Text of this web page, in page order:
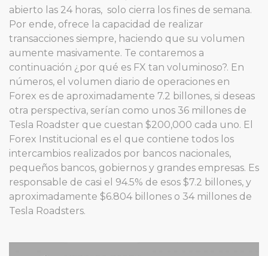
abierto las 24 horas, solo cierra los fines de semana.
Por ende, ofrece la capacidad de realizar
transacciones siempre, haciendo que su volumen
aumente masivamente. Te contaremos a
continuación ¿por qué es FX tan voluminoso?. En
números, el volumen diario de operaciones en
Forex es de aproximadamente 7.2 billones, si deseas
otra perspectiva, serían como unos 36 millones de
Tesla Roadster que cuestan $200,000 cada uno. El
Forex Institucional es el que contiene todos los
intercambios realizados por bancos nacionales,
pequeños bancos, gobiernos y grandes empresas. Es
responsable de casi el 94.5% de esos $7.2 billones, y
aproximadamente $6.804 billones o 34 millones de
Tesla Roadsters.